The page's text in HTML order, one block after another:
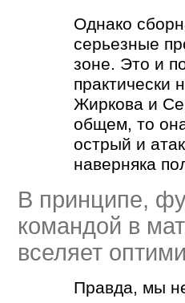
Однако
серьезные
зоне. Это и
практически
Жиркова и
общем, то
острый и
наверняка
В принципе,
командой в
вселяет
Правда, мы